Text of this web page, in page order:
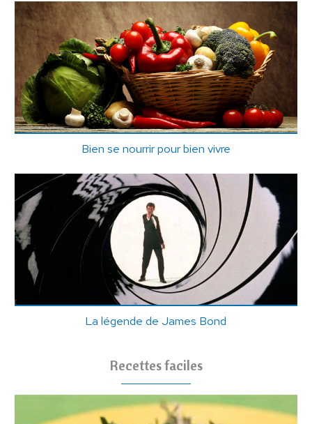
Bien se nourrir pour bien vivre
La légende de James Bond
Recettes faciles